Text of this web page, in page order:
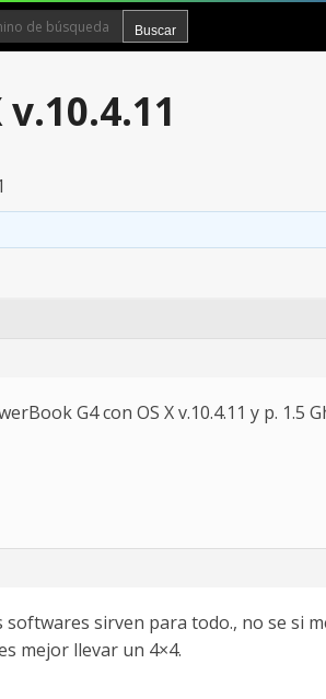
G4 con OS X v.10.4.11 y p. 1.5
sirven para todo., no se si
mejor llevar un 4×4.